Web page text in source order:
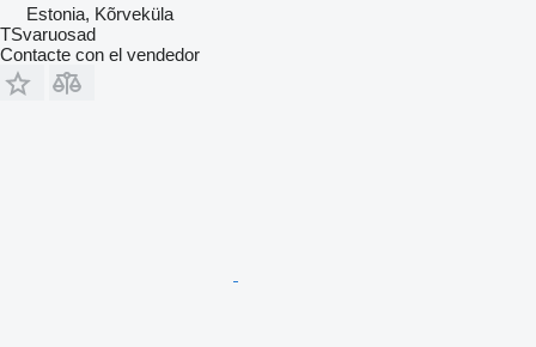
Estonia, Kõrveküla
TSvaruosad
Contacte con el vendedor